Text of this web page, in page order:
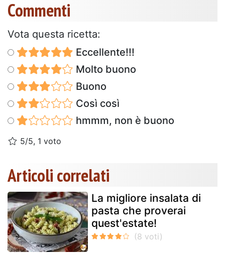
Commenti
Vota questa ricetta:
Eccellente!!!
Molto buono
Buono
Così così
hmmm, non è buono
5/5, 1 voto
Articoli correlati
La migliore insalata di
pasta che proverai
quest'estate!